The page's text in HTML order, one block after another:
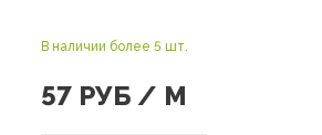
В наличии более 5 шт.
57 РУБ / М